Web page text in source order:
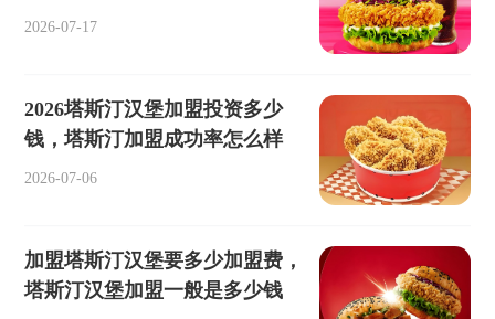
2026-07-17
2026塔斯汀汉堡加盟投资多少
钱，塔斯汀加盟成功率怎么样
2026-07-06
加盟塔斯汀汉堡要多少加盟费，
塔斯汀汉堡加盟一般是多少钱